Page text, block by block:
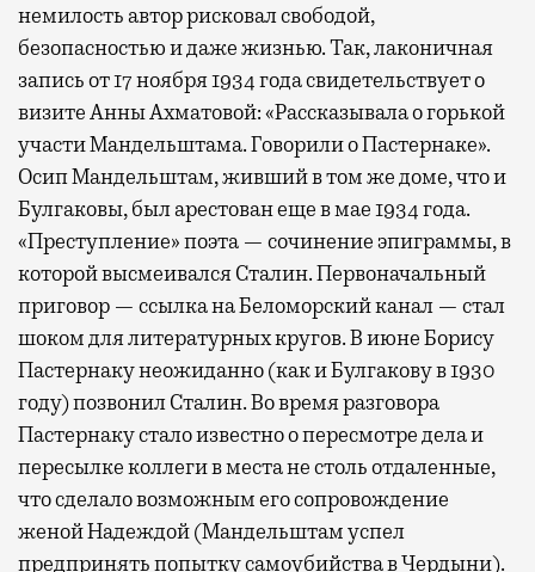
немилость автор рисковал свободой,
безопасностью и даже жизнью. Так, лаконичная
запись от 17 ноября 1934 года свидетельствует о
визите Анны Ахматовой: «Рассказывала о горькой
участи Мандельштама. Говорили о Пастернаке».
Осип Мандельштам, живший в том же доме, что и
Булгаковы, был арестован еще в мае 1934 года.
«Преступление» поэта — сочинение эпиграммы, в
которой высмеивался Сталин. Первоначальный
приговор — ссылка на Беломорский канал — стал
шоком для литературных кругов. В июне Борису
Пастернаку неожиданно (как и Булгакову в 1930
году) позвонил Сталин. Во время разговора
Пастернаку стало известно о пересмотре дела и
пересылке коллеги в места не столь отдаленные,
что сделало возможным его сопровождение
женой Надеждой (Мандельштам успел
предпринять попытку самоубийства в Чердыни).